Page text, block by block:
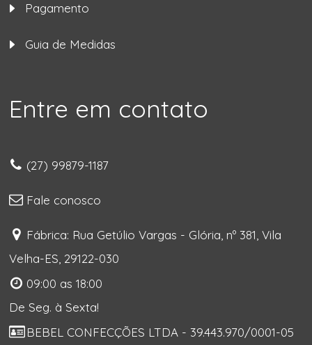
Pagamento
Guia de Medidas
Entre em contato
(27) 99879-1187
Fale conosco
Fábrica: Rua Getúlio Vargas - Glória, nº 381, Vila
Velha-ES, 29122-030
09:00 as 18:00
De Seg. à Sexta!
BEBEL CONFECÇÕES LTDA - 39.443.970/0001-05